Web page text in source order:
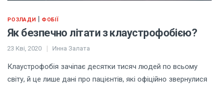
РОЗЛАДИ ФОБІЇ
Як безпечно літати з клаустрофобією?
23 Кві, 2020 Инна Залата
Клаустрофобія зачіпає десятки тисяч людей по всьому
світу, й це лише дані про пацієнтів, які офіційно звернулися